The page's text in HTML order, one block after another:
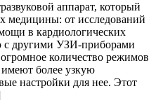
аппарат, который
медицины: от исследований
в кардиологических
с другими УЗИ-приборами
количество режимов
более узкую
настройки для нее. Этот